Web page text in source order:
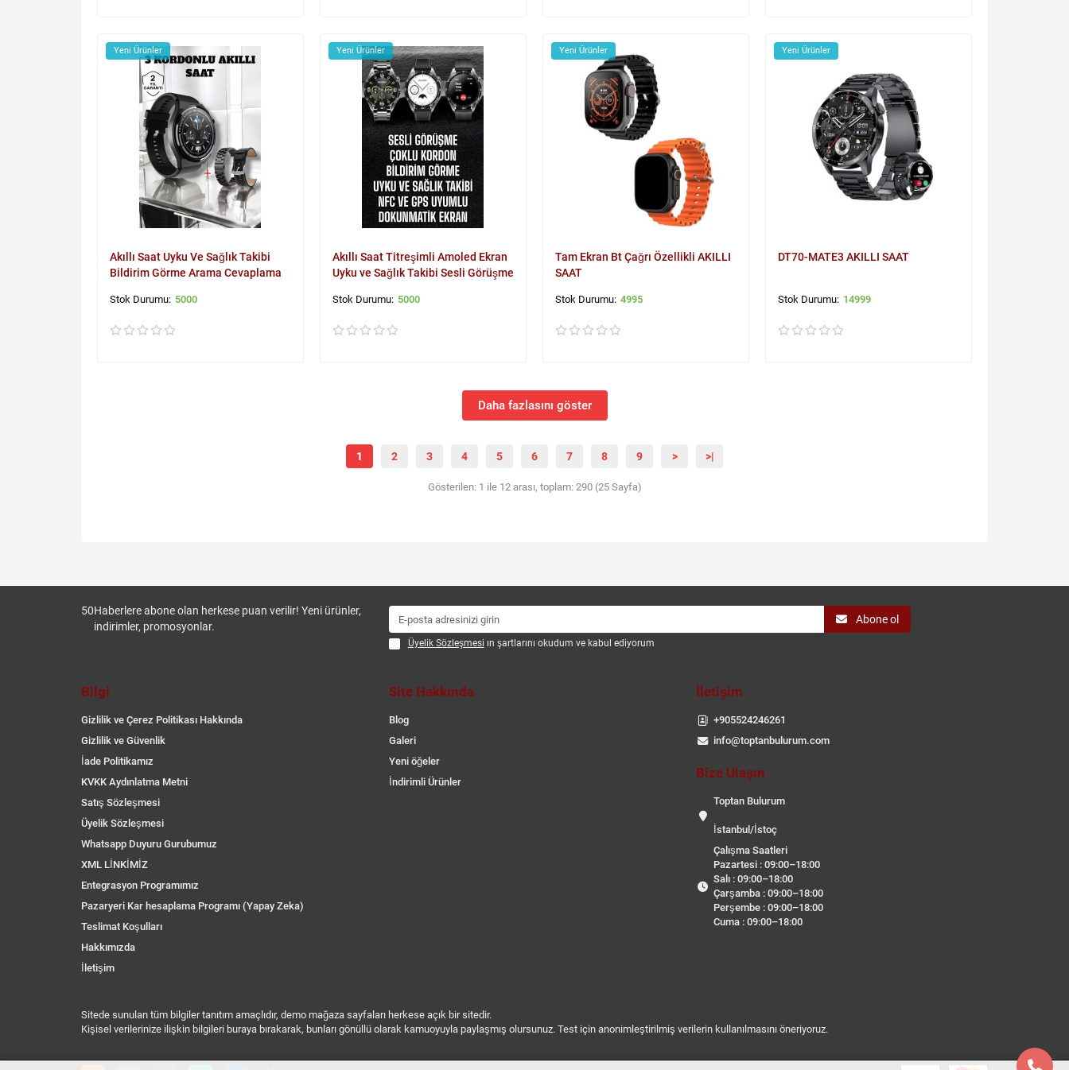
Yeni Ürünler
Akıllı Saat Uyku Ve Sağlık Takibi
Bildirim Görme Arama Cevaplama
5000
Yeni Ürünler
Akıllı Saat Titreşimli Amoled Ekran
Uyku ve Sağlık Takibi Sesli Görüşme
5000
Yeni Ürünler
Tam Ekran Bt Çağrı Özellikli AKILLI
SAAT
4995
Yeni Ürünler
DT70-MATE3 AKILLI SAAT
14999
Daha fazlasını göster
1 2 3 4 5 6 7 8 9 > >|
Gösterilen: 1 ile 12 arası, toplam: 290 (25 Sayfa)
50Haberlere abone olan herkese puan verilir! Yeni ürünler,
indirimler, promosyonlar.
Abone ol
Üyelik Sözleşmesi ın şartlarını okudum ve kabul ediyorum
Bilgi
Gizlilik ve Çerez Politikası Hakkında
Gizlilik ve Güvenlik
İade Politikamız
KVKK Aydınlatma Metni
Satış Sözleşmesi
Üyelik Sözleşmesi
Whatsapp Duyuru Gurubumuz
XML LİNKİMİZ
Entegrasyon Programımız
Pazaryeri Kar hesaplama Programı (Yapay Zeka)
Teslimat Koşulları
Hakkımızda
İletişim
Site Hakkında
Blog
Galeri
Yeni öğeler
İndirimli Ürünler
İletişim
+905524246261
info@toptanbulurum.com
Bize Ulaşın
Toptan Bulurum
İstanbul/İstoç
Çalışma Saatleri
Pazartesi : 09:00–18:00
Salı : 09:00–18:00
Çarşamba : 09:00–18:00
Perşembe : 09:00–18:00
Cuma : 09:00–18:00
Sitede sunulan tüm bilgiler tanıtım amaçlıdır, demo mağaza sayfaları herkese açık bir sitedir.
Kişisel verilerinize ilişkin bilgileri buraya bırakarak, bunları gönüllü olarak kamuoyuyla paylaşmış olursunuz. Test için anonimleştirilmiş verilerin kullanılmasını öneriyoruz.